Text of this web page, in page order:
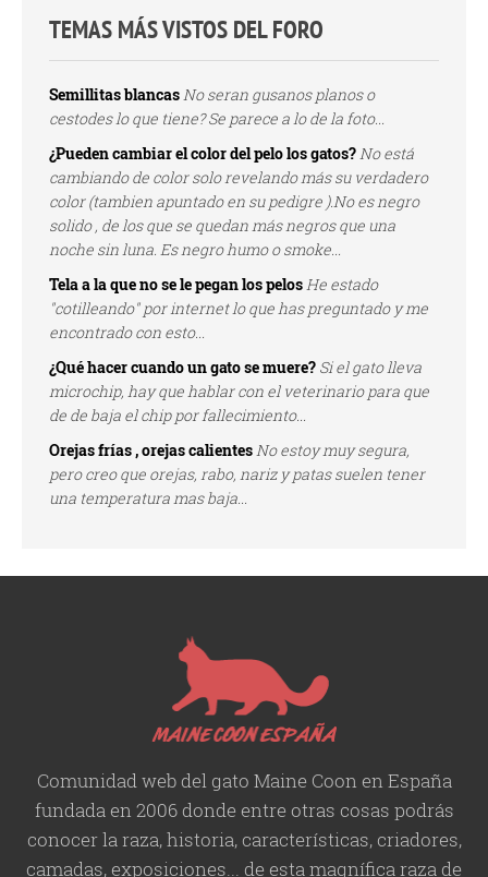
TEMAS MÁS VISTOS DEL FORO
Semillitas blancasNo seran gusanos planos o
cestodes lo que tiene? Se parece a lo de la foto...
¿Pueden cambiar el color del pelo los gatos?No está
cambiando de color solo revelando más su verdadero
color (tambien apuntado en su pedigre ).No es negro
solido , de los que se quedan más negros que una
noche sin luna. Es negro humo o smoke...
Tela a la que no se le pegan los pelosHe estado
"cotilleando" por internet lo que has preguntado y me
encontrado con esto...
¿Qué hacer cuando un gato se muere? Si el gato lleva
microchip, hay que hablar con el veterinario para que
de de baja el chip por fallecimiento...
Orejas frías , orejas calientesNo estoy muy segura,
pero creo que orejas, rabo, nariz y patas suelen tener
una temperatura mas baja...
Comunidad web del gato Maine Coon en España
fundada en 2006 donde entre otras cosas podrás
conocer la raza, historia,características, criadores,
camadas, exposiciones... de esta magnífica raza de